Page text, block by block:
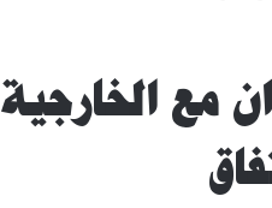
مع الخارجية